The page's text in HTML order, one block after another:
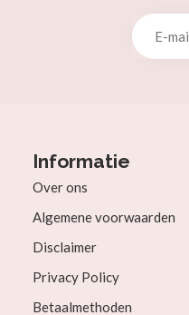
Informatie
Over ons
Algemene voorwaarden
Disclaimer
Privacy Policy
Betaalmethoden